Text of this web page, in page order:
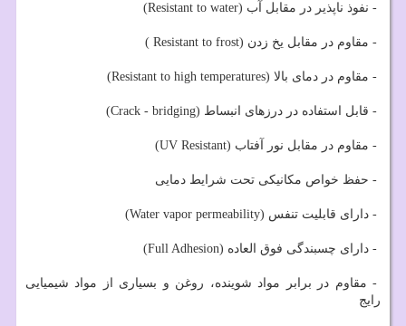
- نفوذ ناپذیر در مقابل آب (Resistant to water)
- مقاوم در مقابل یخ زدن (Resistant to frost )
- مقاوم در دمای بالا (Resistant to high temperatures)
- قابل استفاده در درزهای انبساط (Crack - bridging)
- مقاوم در مقابل نور آفتاب (UV Resistant)
- حفظ خواص مکانیکی تحت شرایط دمایی
- دارای قابلیت تنفس (Water vapor permeability)
- دارای چسبندگی فوق العاده (Full Adhesion)
- مقاوم در برابر مواد شوینده، روغن و بسیاری از مواد شیمیایی
رایج